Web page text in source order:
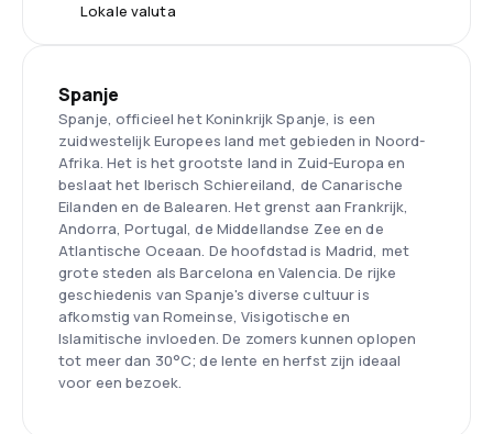
Lokale valuta
Spanje
Spanje, officieel het Koninkrijk Spanje, is een
zuidwestelijk Europees land met gebieden in Noord-
Afrika. Het is het grootste land in Zuid-Europa en
beslaat het Iberisch Schiereiland, de Canarische
Eilanden en de Balearen. Het grenst aan Frankrijk,
Andorra, Portugal, de Middellandse Zee en de
Atlantische Oceaan. De hoofdstad is Madrid, met
grote steden als Barcelona en Valencia. De rijke
geschiedenis van Spanje's diverse cultuur is
afkomstig van Romeinse, Visigotische en
Islamitische invloeden. De zomers kunnen oplopen
tot meer dan 30°C; de lente en herfst zijn ideaal
voor een bezoek.